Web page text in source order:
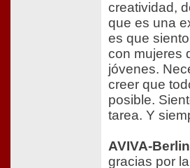
creatividad,
que es una
es que
con mujeres
jóvenes.
creer que
posible.
tarea. Y
AVIVA-
gracias por